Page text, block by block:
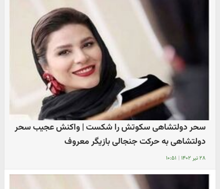
سحر دولتشاهی سکوتش را شکست | واکنش عجیب سحر
دولتشاهی به حرکت جنجالی بازیگر معروف
۲۸ تیر ۱۴۰۲ | ۱۰:۵۱